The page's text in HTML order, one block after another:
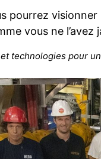
pourrez
vous ne
technologies pour